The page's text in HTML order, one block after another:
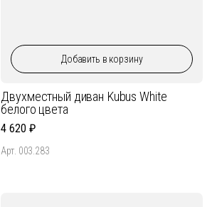
Добавить в корзину
Двухместный диван Kubus White
белого цвета
4 620
Арт. 003.283